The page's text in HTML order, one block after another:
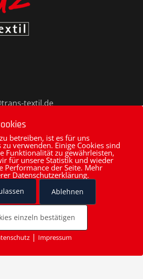
textil.de
0
11-13 | 83395 Freilassing
Trans-Textil GmbH
betreiben, ist es für uns
verwenden. Einige Cookies sind
Funktionalität zu gewährleisten,
für unsere Statistik und wieder
Performance der Seite. Mehr
Datenschutzerklärung.
Ablehnen
einzeln bestätigen
| Impressum